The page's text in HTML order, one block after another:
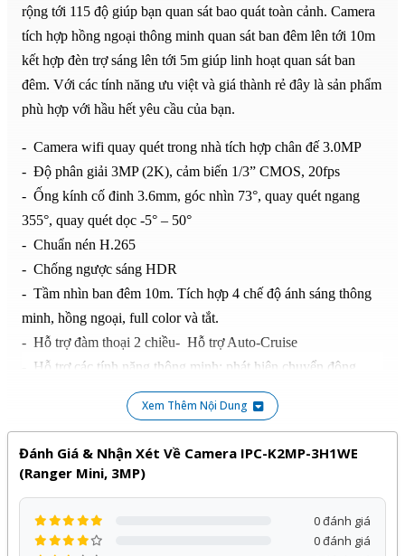
rộng tới 115 độ giúp bạn quan sát bao quát toàn cảnh. Camera
tích hợp hồng ngoại thông minh quan sát ban đêm lên tới 10m
kết hợp đèn trợ sáng lên tới 5m giúp linh hoạt quan sát ban
đêm. Với các tính năng ưu việt và giá thành rẻ đây là sản phẩm
phù hợp với hầu hết yêu cầu của bạn.
- Camera wifi quay quét trong nhà tích hợp chân đế 3.0MP
- Độ phân giải 3MP (2K), cảm biến 1/3” CMOS, 20fps
- Ống kính cố đinh 3.6mm, góc nhìn 73°, quay quét ngang
355°, quay quét dọc -5° – 50°
- Chuẩn nén H.265
- Chống ngược sáng HDR
- Tầm nhìn ban đêm 10m. Tích hợp 4 chế độ ánh sáng thông
minh, hồng ngoại, full color và tắt.
- Hỗ trợ đàm thoại 2 chiều- Hỗ trợ Auto-Cruise
- Hỗ trợ các tính năng thông minh: phát hiện chuyển động,
phát hiện con người, phát hiện âm thanh bất thường, chế độ
riêng tư, Smart tracking.
- Nguồn: DC 5V1A cổng USB-C, điện năng tiêu thụ <3.7W
- Chất liệu vỏ nhựa. Tích hợp sẵn chân đế gắn tường và gắn
Xem Thêm Nội Dung
Đánh Giá & Nhận Xét Về Camera IPC-K2MP-3H1WE
(Ranger Mini, 3MP)
0 đánh giá
0 đánh giá